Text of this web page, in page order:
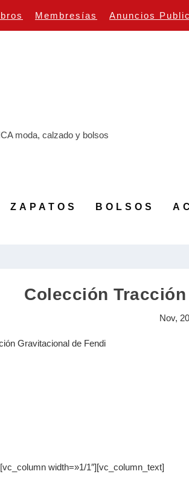
Membresías Anuncios
ZAPATOS BOLSOS
Colección
Nov,
width=»1/1″][vc_column_text]